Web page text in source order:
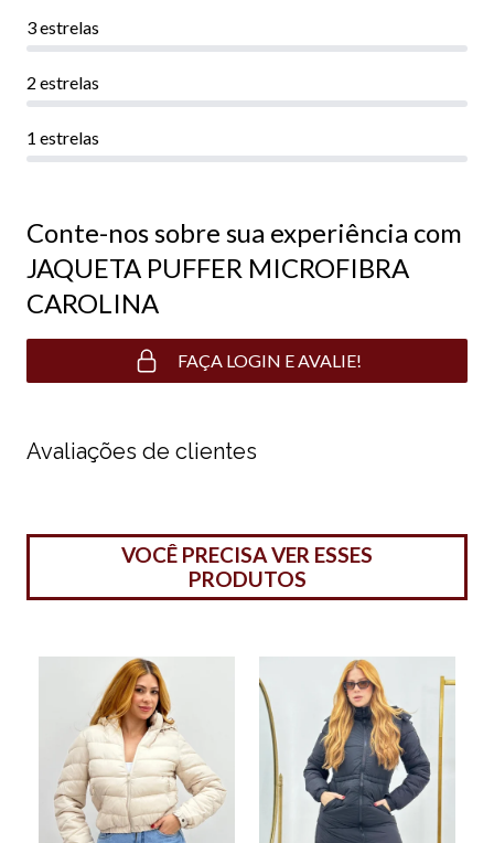
3 estrelas
2 estrelas
1 estrelas
Conte-nos sobre sua experiência com
JAQUETA PUFFER MICROFIBRA
CAROLINA
FAÇA LOGIN E AVALIE!
Avaliações de clientes
VOCÊ PRECISA VER ESSES
PRODUTOS